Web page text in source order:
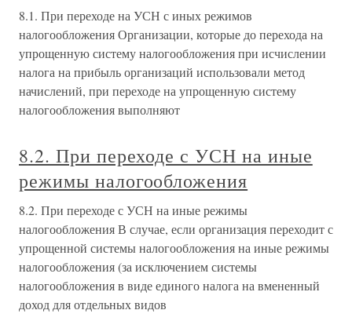
8.1. При переходе на УСН с иных режимов
налогообложения Организации, которые до перехода на
упрощенную систему налогообложения при исчислении
налога на прибыль организаций использовали метод
начислений, при переходе на упрощенную систему
налогообложения выполняют
8.2. При переходе с УСН на иные
режимы налогообложения
8.2. При переходе с УСН на иные режимы
налогообложения В случае, если организация переходит с
упрощенной системы налогообложения на иные режимы
налогообложения (за исключением системы
налогообложения в виде единого налога на вмененный
доход для отдельных видов